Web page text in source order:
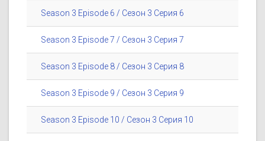
Season 3 Episode 6 / Сезон 3 Серия 6
Season 3 Episode 7 / Сезон 3 Серия 7
Season 3 Episode 8 / Сезон 3 Серия 8
Season 3 Episode 9 / Сезон 3 Серия 9
Season 3 Episode 10 / Сезон 3 Серия 10